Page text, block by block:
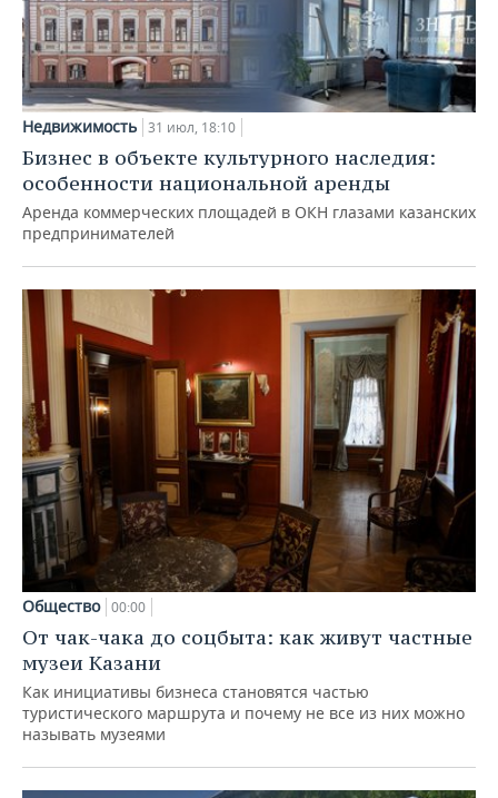
Недвижимость 31 июл, 18:10
Бизнес в объекте культурного наследия:
особенности национальной аренды
Аренда коммерческих площадей в ОКН глазами казанских
предпринимателей
Общество 00:00
От чак-чака до соцбыта: как живут частные
музеи Казани
Как инициативы бизнеса становятся частью
туристического маршрута и почему не все из них можно
называть музеями